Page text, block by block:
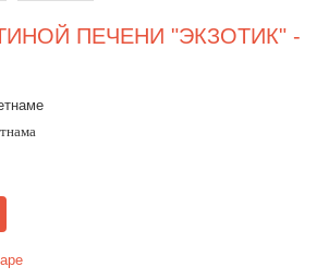
ПЕЧЕНИ "ЭКЗОТИК" -